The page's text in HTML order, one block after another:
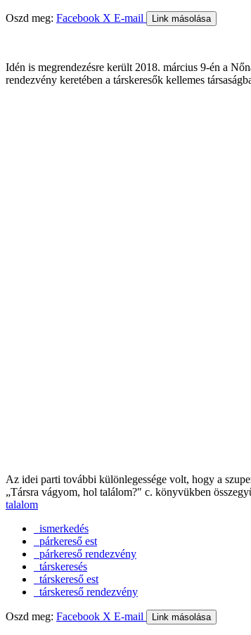
Oszd meg: Facebook X E-mail Link másolása
Idén is megrendezésre került 2018. március 9-én a
rendezvény keretében a társkeresők kellemes
Az idei parti további különlegessége volt, hogy a
„Társra vágyom, hol találom?" c. könyvükben
talalom
ismerkedés
párkereső est
párkereső rendezvény
társkeresés
társkereső est
társkereső rendezvény
Oszd meg: Facebook X E-mail Link másolása